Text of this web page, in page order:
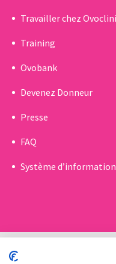
Travailler chez
Training
Ovobank
Devenez Donneur
Presse
FAQ
Système